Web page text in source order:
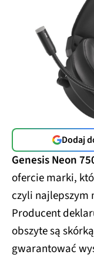
Dodaj
Genesis Neon
ofercie marki,
czyli najlepszym
Producent
obszyte są
gwarantować